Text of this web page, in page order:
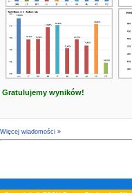
Gratulujemy wyników!
Więcej wiadomości »